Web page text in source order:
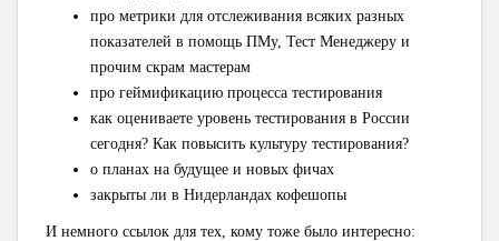
про метрики для отслеживания всяких разных
показателей в помощь ПМу, Тест Менеджеру и
прочим скрам мастерам
про геймификацию процесса тестирования
как оцениваете уровень тестирования в России
сегодня? Как повысить культуру тестирования?
о планах на будущее и новых фичах
закрыты ли в Нидерландах кофешопы
И немного ссылок для тех, кому тоже было интересно: